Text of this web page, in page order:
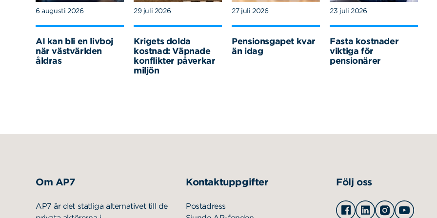
6 augusti 2026
AI kan bli en livboj
när västvärlden
åldras
29 juli 2026
Krigets dolda
kostnad: Väpnade
konflikter påverkar
miljön
27 juli 2026
Pensionsgapet kvar
än idag
23 juli 2026
Fasta kostnader
viktiga för
pensionärer
Om AP7
AP7 är det statliga alternativet till de
Kontaktuppgifter
Postadress
Följ oss
Facebook
LinkedinInstagram